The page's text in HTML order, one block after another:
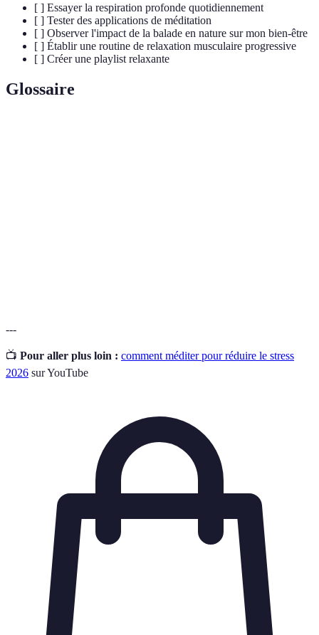
[ ] Essayer la respiration profonde quotidiennement
[ ] Tester des applications de méditation
[ ] Observer l'impact de la balade en nature sur mon bien-être
[ ] Établir une routine de relaxation musculaire progressive
[ ] Créer une playlist relaxante
Glossaire
---
📺 Pour aller plus loin : comment méditer pour réduire le stress
2026 sur YouTube